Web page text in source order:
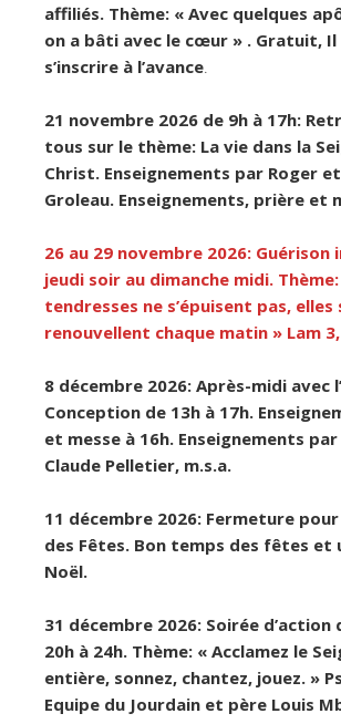
affiliés. Thème: « Avec quelques
on a bâti avec le cœur » . Gratuit,
s’inscrire à l’avance
21 novembre 2026 de 9h à 17h:
tous sur le thème: La vie dans la
Christ. Enseignements par Roger
Groleau. Enseignements, prière et
26 au 29 novembre 2026:
jeudi soir au dimanche midi.
tendresses ne s’épuisent pas, elles
renouvellent chaque matin » Lam
8 décembre 2026: Après-midi avec
Conception de 13h à 17h.
et messe à 16h. Enseignements par
Claude Pelletier, m.s.a.
11 décembre 2026: Fermeture
des Fêtes. Bon temps des fêtes et
Noël.
31 décembre 2026: Soirée d’action
20h à 24h. Thème: « Acclamez le
entière, sonnez, chantez, jouez. »
Equipe du Jourdain et père Louis